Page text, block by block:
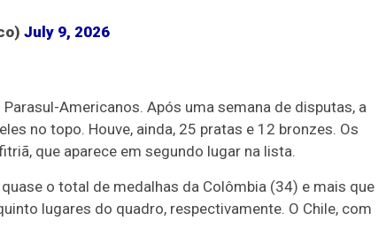
July 9, 2026
Americanos. Após uma semana de disputas, a
no topo. Houve, ainda, 25 pratas e 12 bronzes. Os
que aparece em segundo lugar na lista.
o total de medalhas da Colômbia (34) e mais que
lugares do quadro, respectivamente. O Chile, com